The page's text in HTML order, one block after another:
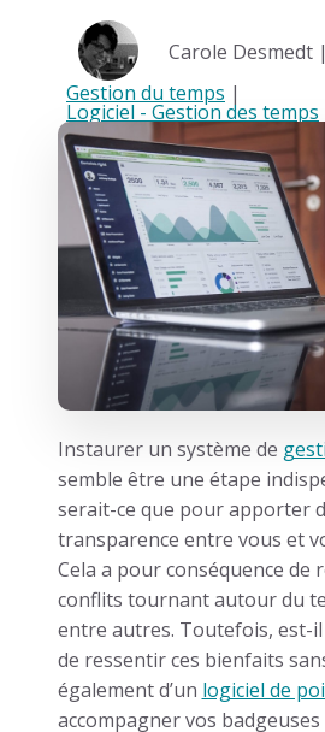
Carole Desmedt |
Gestion du temps |
Logiciel - Gestion des temps
Instaurer un système de
semble être une étape
serait-ce que pour apporter
transparence entre vous et
Cela a pour conséquence de
conflits tournant autour du
entre autres. Toutefois, est-
de ressentir ces bienfaits
également d’un logiciel de
accompagner vos badgeuses